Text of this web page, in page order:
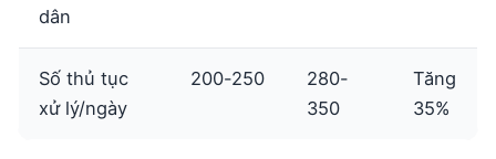
dân
Số thủ tục
xử lý/ngày
200-250
280-
350
Tăng
35%